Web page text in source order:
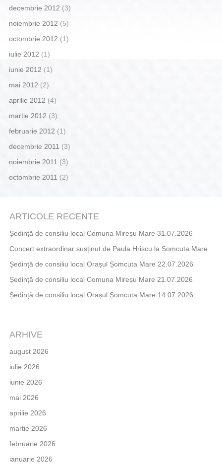
decembrie 2012 (3)
noiembrie 2012 (5)
octombrie 2012 (1)
iulie 2012 (1)
iunie 2012 (1)
mai 2012 (2)
aprilie 2012 (4)
martie 2012 (3)
februarie 2012 (1)
decembrie 2011 (3)
noiembrie 2011 (3)
octombrie 2011 (2)
ARTICOLE RECENTE
Ședință de consiliu local Comuna Mireșu Mare 31.07.2026
Concert extraordinar susținut de Paula Hriscu la Șomcuta Mare
Ședință de consiliu local Orașul Șomcuta Mare 22.07.2026
Ședință de consiliu local Comuna Mireșu Mare 21.07.2026
Ședință de consiliu local Orașul Șomcuta Mare 14.07.2026
ARHIVE
august 2026
iulie 2026
iunie 2026
mai 2026
aprilie 2026
martie 2026
februarie 2026
ianuarie 2026